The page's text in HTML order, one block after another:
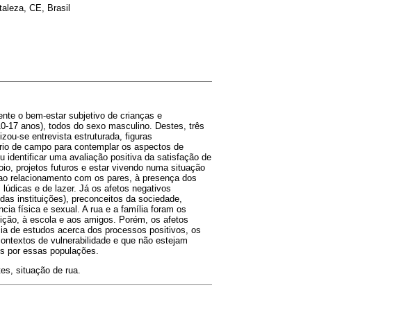
CE, Brasil
o bem-estar subjetivo de crianças e
17 anos), todos do sexo masculino. Destes, três
se entrevista estruturada, figuras
de campo para contemplar os aspectos de
identificar uma avaliação positiva da satisfação de
projetos futuros e estar vivendo numa situação
relacionamento com os pares, à presença dos
e de lazer. Já os afetos negativos
instituições), preconceitos da sociedade,
física e sexual. A rua e a família foram os
à escola e aos amigos. Porém, os afetos
de estudos acerca dos processos positivos, os
de vulnerabilidade e que não estejam
por essas populações.
situação de rua.